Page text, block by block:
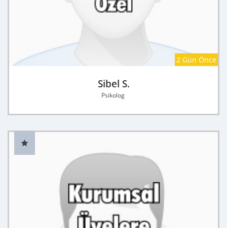
2 Gün Önce
Sibel S.
Psikolog